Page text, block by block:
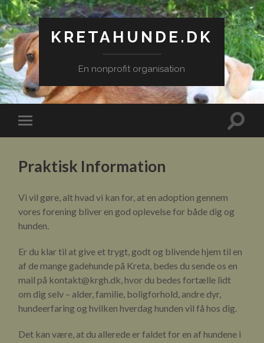
KRETAHUNDE.DK
En nonprofit organisation
Toggle
mobile
Toggle
Praktisk Information
Vi vil gøre, alt hvad vi kan for, at en adoption gennem
vores forening bliver en god oplevelse for både dig og
hunden.
Er du klar til at give et trygt, godt og blivende hjem til en
af de mange gadehunde på Kreta, bedes du sende os en
mail på kontakt@krgh.dk, hvor du bedes fortælle lidt
om dig selv – alder, familie, boligforhold, andre dyr,
hundeerfaring og hvilken hverdag hunden vil få hos dig.
Det kan være, at du allerede er faldet for en af hundene i